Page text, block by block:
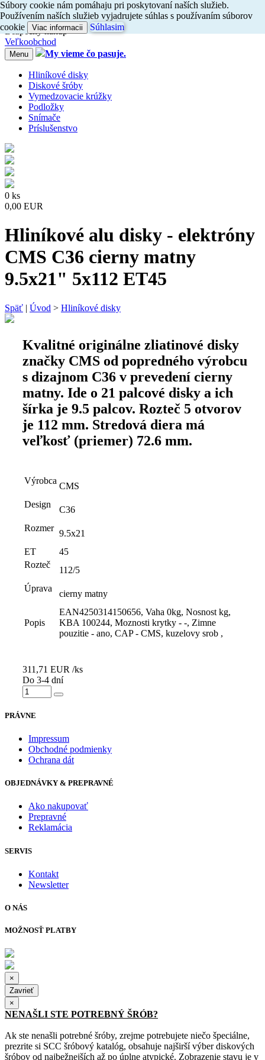
Dovoz do 24h
Radivámporadíme, zavolajtenám 047/4397722
Bezpečný nákup
Veľkoobchod
Menu My vieme čo pasuje.
Hliníkové disky
Diskové šróby
Vymedzovacie krúžky
Podložky
Snímače
Príslušenstvo
0 ks
0,00 EUR
Hliníkové alu disky - elektróny
CMS C36 cierny matny
9.5x21" 5x112 ET45
Späť | Úvod > Hliníkové disky
Kvalitné originálne zliatinové disky
značky CMS od popredného výrobcu
s dizajnom C36 v prevedení cierny
matny. Ide o 21 palcové disky a ich
šírka je 9.5 palcov. Rozteč 5 otvorov
je 112 mm. Stredová diera má
veľkosť (priemer) 72.6 mm.
Výrobca
CMS
Design
C36
Rozmer
9.5x21
ET
45
Rozteč
112/5
Úprava
cierny matny
Popis
EAN4250314150656, Vaha 0kg, Nosnost kg,
KBA 100244, Moznosti krytky - -, Zimne
pouzitie - ano, CAP - CMS, kuzelovy srob ,
311,71 EUR /ks
Do 3-4 dní
PRÁVNE
Impressum
Obchodné podmienky
Ochrana dát
OBJEDNÁVKY & PREPRAVNÉ
Ako nakupovať
Prepravné
Reklamácia
SERVIS
Kontakt
Newsletter
O NÁS
MOŽNOSŤ PLATBY
×
Zavrieť
×
NENAŠLI STE POTREBNÝ ŠRÓB?
Ak ste nenašli potrebné šróby, zrejme potrebujete niečo špeciálne,
prezrite si SCC šróbový katalóg, obsahuje najširší výber diskových
šróbov od najbežnejších až po úplne atypické. Zobrazenie stavu je v
Súbory cookie nám pomáhaju pri poskytovaní naších služieb.
Používením naších služieb vyjadrujete súhlas s používaním súborov
cookie
Viac informacii Súhlasim